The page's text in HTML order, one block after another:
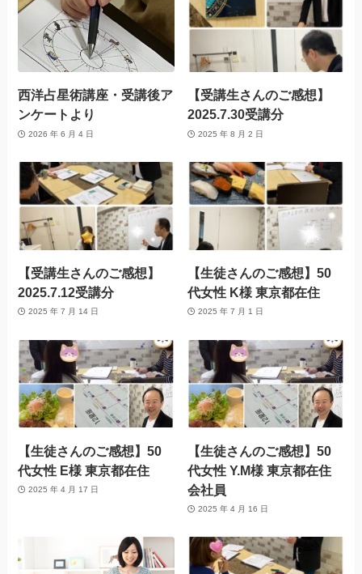
西洋占星術講座・受講後ア
ンケートより
2026 年 6 月 4 日
【受講生さんのご感想】
2025.7.30受講分
2025 年 8 月 2 日
【受講生さんのご感想】
2025.7.12受講分
2025 年 7 月 14 日
【生徒さんのご感想】50
代女性 K様 東京都在住
2025 年 7 月 1 日
【生徒さんのご感想】50
代女性 E様 東京都在住
2025 年 4 月 17 日
【生徒さんのご感想】50
代女性 Y.M様 東京都在住
会社員
2025 年 4 月 16 日